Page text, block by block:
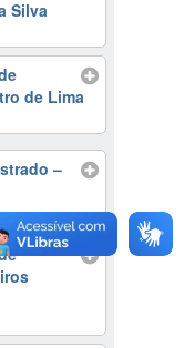
Silva
de Lima
–